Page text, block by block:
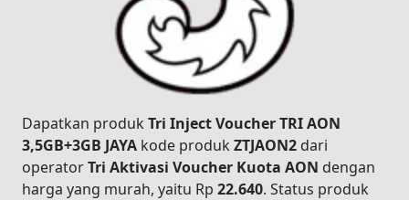
Dapatkan produk Tri Inject Voucher TRI AON
3,5GB+3GB JAYA kode produk ZTJAON2 dari
operatorTri Aktivasi Voucher Kuota AON dengan
harga yang murah, yaitu Rp 22.640. Status produk